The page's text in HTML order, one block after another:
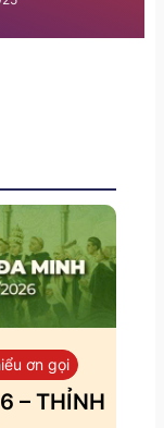
ơn gọi
– THỈNH